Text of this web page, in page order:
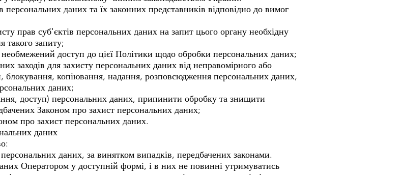
персональних даних та їх законних представників відповідно до вимог
прав суб'єктів персональних даних на запит цього органу необхідну
такого запиту;
доступ до цієї Політики щодо обробки персональних даних;
заходів для захисту персональних даних від неправомірного або
копіювання, надання, розповсюдження персональних даних,
даних;
доступ) персональних даних, припинити обробку та знищити
Законом про захист персональних даних;
про захист персональних даних.
даних
даних, за винятком випадків, передбачених законами.
Оператором у доступній формі, і в них не повинні утримуватись